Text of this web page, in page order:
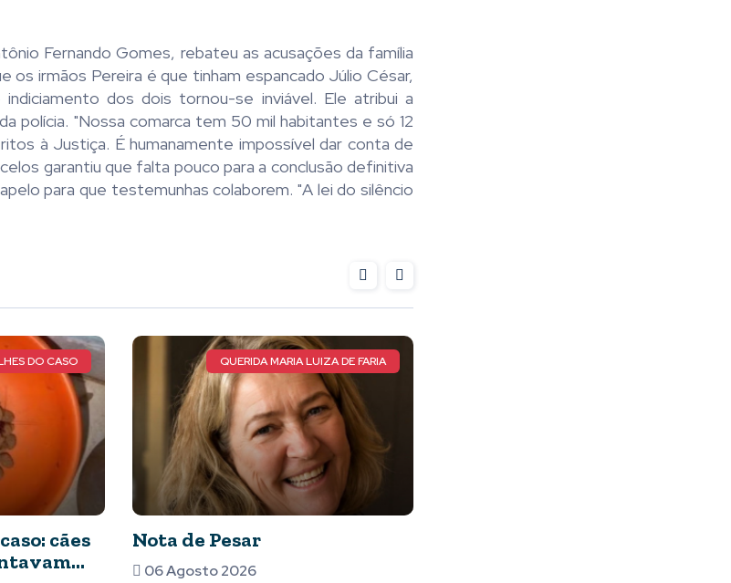
Fernando Gomes, rebateu as acusações da família
os irmãos Pereira é que tinham espancado Júlio César,
dos dois tornou-se inviável. Ele atribui a
polícia. "Nossa comarca tem 50 mil habitantes e só 12
à Justiça. É humanamente impossível dar conta de
garantiu que falta pouco para a conclusão definitiva
para que testemunhas colaborem. "A lei do silêncio
DE FARIA ATLETA TOTAL
Vem aí o ATLETA TOTAL, a
maior premiação do esporte